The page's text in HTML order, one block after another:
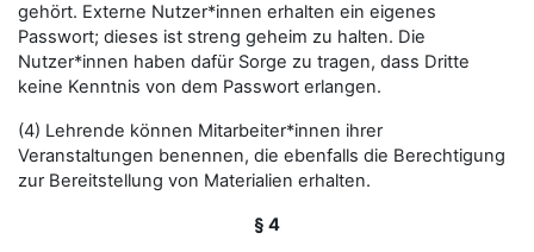
gehört. Externe Nutzer*innen erhalten ein eigenes
Passwort; dieses ist streng geheim zu halten. Die
Nutzer*innen haben dafür Sorge zu tragen, dass Dritte
keine Kenntnis von dem Passwort erlangen.
(4) Lehrende können Mitarbeiter*innen ihrer
Veranstaltungen benennen, die ebenfalls die Berechtigung
zur Bereitstellung von Materialien erhalten.
§ 4